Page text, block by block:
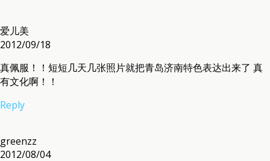
爱儿美
2012/09/18
真佩服！！短短几天几张照片就把青岛济南特色表达出来了 真
有文化啊！！
Reply
greenzz
2012/08/04